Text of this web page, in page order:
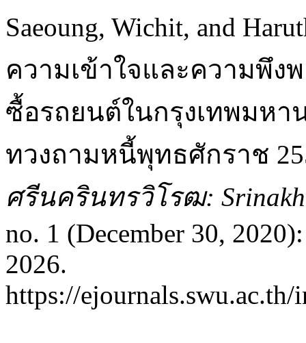
Saeoung, Wichit, and
ความเข้าใจและความพึง
ซื้อรถยนต์ในกรุงเทพมห
ทวงถามหนี้พุทธศักราช
ศรีนครินทรวิโรฒ:
no. 1 (December 30,
2026.
https://